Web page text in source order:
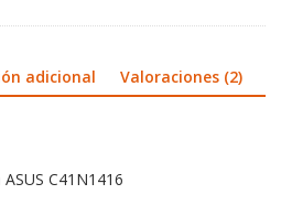
adicional Valoraciones (2)
C41N1416